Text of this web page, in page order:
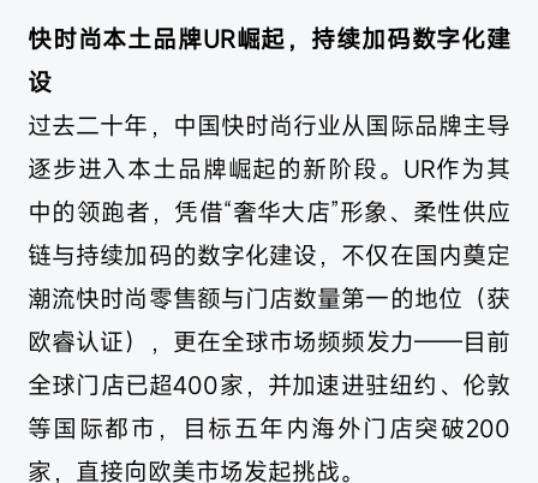
快时尚本土品牌UR崛起，持续加码数字化建
设
过去二十年，中国快时尚行业从国际品牌主导
逐步进入本土品牌崛起的新阶段。UR作为其
中的领跑者，凭借“奢华大店”形象、柔性供应
链与持续加码的数字化建设，不仅在国内奠定
潮流快时尚零售额与门店数量第一的地位（获
欧睿认证），更在全球市场频频发力——目前
全球门店已超400家，并加速进驻纽约、伦敦
等国际都市，目标五年内海外门店突破200
家，直接向欧美市场发起挑战。